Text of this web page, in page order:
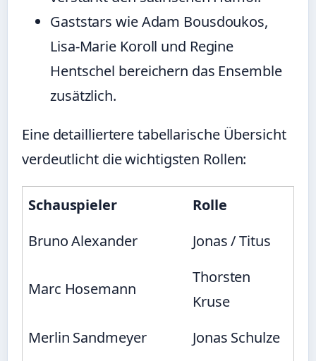
Gaststars wie Adam Bousdoukos,
Lisa-Marie Koroll und Regine
Hentschel bereichern das Ensemble
zusätzlich.
Eine detailliertere tabellarische Übersicht
verdeutlicht die wichtigsten Rollen:
Schauspieler
Rolle
Bruno Alexander
Jonas / Titus
Marc Hosemann
Thorsten
Kruse
Merlin Sandmeyer
Jonas Schulze